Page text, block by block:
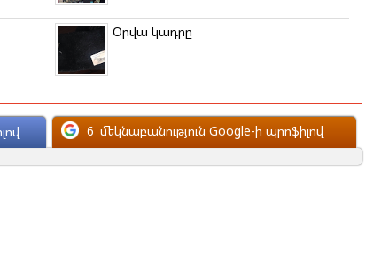
Օրվա կադրը
6 մեկնաբանություն Google-ի պրոֆիլով